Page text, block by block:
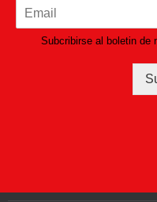
Subcribirse al boletin de